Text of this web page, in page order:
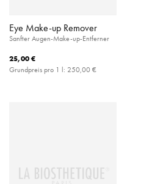
Eye Make-up Remover
Sanfter Augen-Make-up-Entferner
25,00 €
Grundpreis pro 1 l: 250,00 €